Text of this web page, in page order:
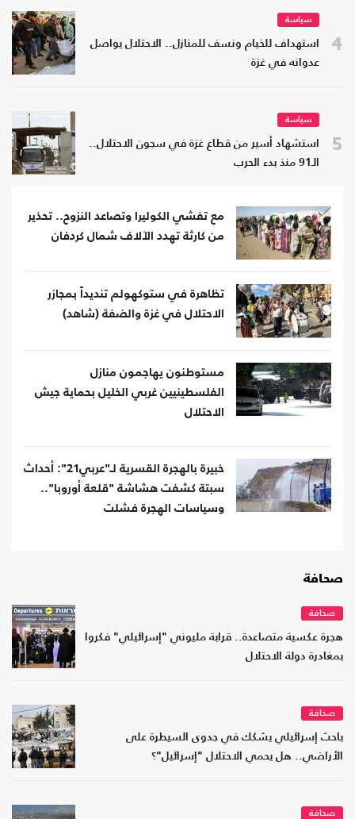
4
سياسة
استهداف للخيام ونسف للمنازل.. الاحتلال يواصل
عدوانه في غزة
5
سياسة
استشهاد أسير من قطاع غزة في سجون الاحتلال..
الـ91 منذ بدء الحرب
مع تفشي الكوليرا وتصاعد النزوح.. تحذير
من كارثة تهدد الآلاف شمال كردفان
تظاهرة في ستوكهولم تنديداً بمجازر
الاحتلال في غزة والضفة (شاهد)
مستوطنون يهاجمون منازل
الفلسطينيين غربي الخليل بحماية جيش
الاحتلال
خبيرة بالهجرة القسرية لـ"عربي21": أحداث
سبتة كشفت هشاشة "قلعة أوروبا"..
وسياسات الهجرة فشلت
صحافة
صحافة
هجرة عكسية متصاعدة.. قرابة مليوني "إسرائيلي" فكروا
بمغادرة دولة الاحتلال
صحافة
باحث إسرائيلي يشكك في جدوى السيطرة على
الأراضي.. هل يحمي الاحتلال "إسرائيل"؟
صحافة